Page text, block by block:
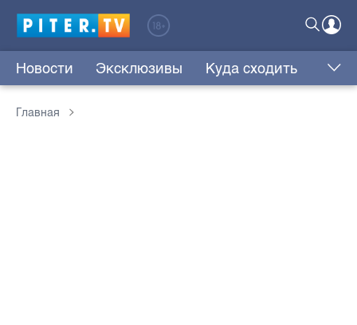
Новости Эксклюзивы Куда сходить
Главная